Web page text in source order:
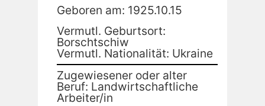
Geboren am: 1925.10.15
Vermutl. Geburtsort:
Borschtschiw
Vermutl. Nationalität: Ukraine
Zugewiesener oder alter
Beruf: Landwirtschaftliche
Arbeiter/in